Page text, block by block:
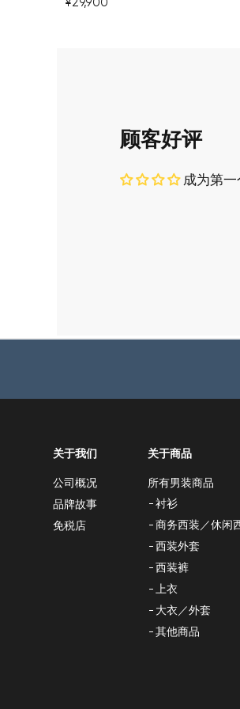
¥29,900
顾客好评
成为第一
关于我们
公司概况
品牌故事
免税店
关于商品
所有男装商品
衬衫
商务西装／休闲
西装外套
西装裤
上衣
大衣／外套
其他商品